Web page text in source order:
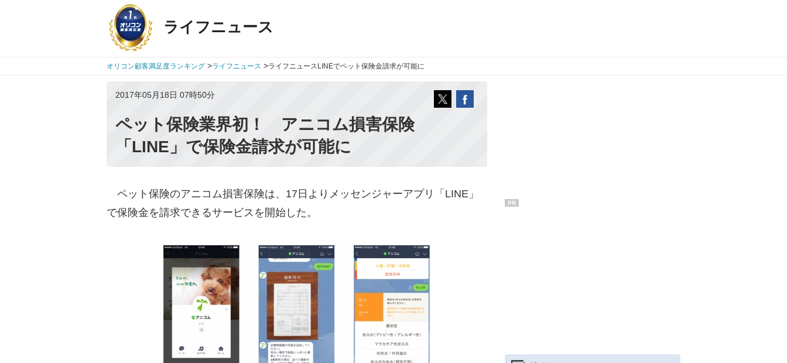
ライフニュース
オリコン顧客満足度ランキング >ライフニュース >ライフニュース LINEでペット保険金請求が可能に
2017年05月18日 07時50分
ペット保険業界初！ アニコム損害保険
「LINE」で保険金請求が可能に
ペット保険のアニコム損害保険は、17日よりメッセンジャーアプリ「LINE」
で保険金を請求できるサービスを開始した。
PR